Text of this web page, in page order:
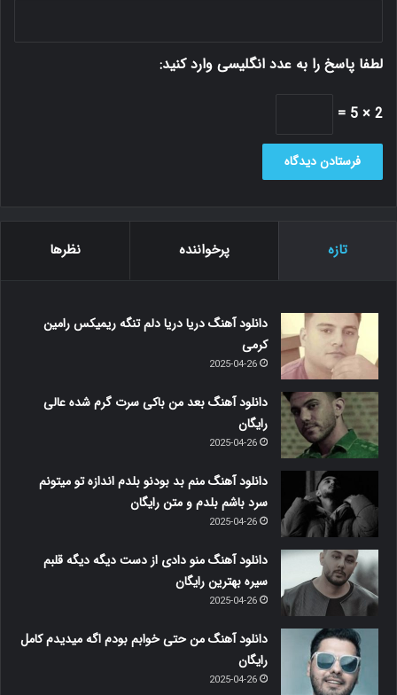
لطفا پاسخ را به عدد انگلیسی وارد کنید:
2 × 5 =
تازه پرخواننده نظرها
دانلود آهنگ دریا دریا دلم تنگه ریمیکس رامین
کرمی
2025-04-26
دانلود آهنگ بعد من باکی سرت گرم شده عالی
رایگان
2025-04-26
دانلود آهنگ منم بد بودنو بلدم اندازه تو میتونم
سرد باشم بلدم و متن رایگان
2025-04-26
دانلود آهنگ منو دادی از دست دیگه دیگه قلبم
سیره بهترین رایگان
2025-04-26
دانلود آهنگ من حتی خوابم بودم اگه میدیدم کامل
رایگان
2025-04-26